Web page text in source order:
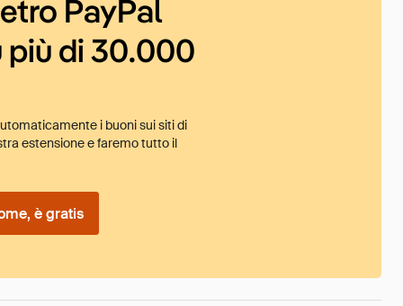
PayPal
più di 30.000
i buoni sui siti di
estensione e faremo tutto il
è gratis